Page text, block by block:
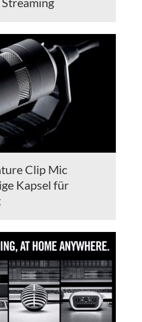
Clip Mic
Kapsel für